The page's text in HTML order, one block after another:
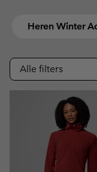
SKIP
Heren Winter
Alle filters